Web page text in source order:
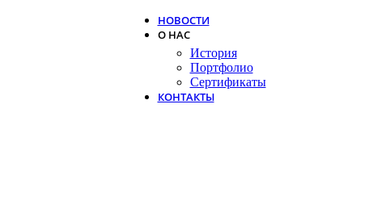
НОВОСТИ
О НАС
История
Портфолио
Сертификаты
КОНТАКТЫ